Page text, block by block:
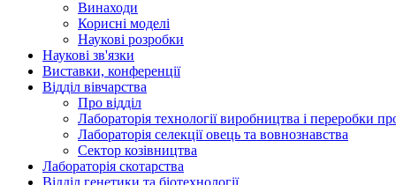
Винаходи
Корисні моделі
Наукові розробки
Наукові зв'язки
Виставки, конференції
Відділ вівчарства
Про відділ
Лабораторія технології виробництва і переробки
Лабораторія селекції овець та вовнознавства
Сектор козівництва
Лабораторія скотарства
Відділ генетики та біотехнології